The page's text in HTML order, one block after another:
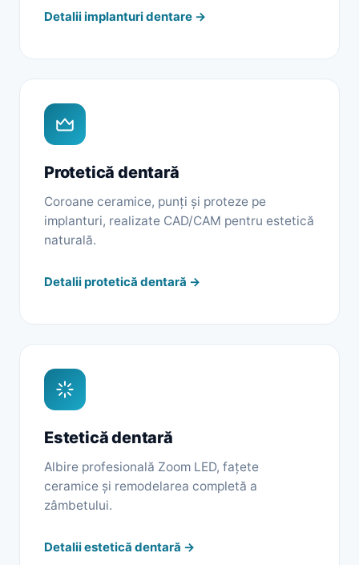
Detalii implanturi dentare →
Protetică dentară
Coroane ceramice, punți și proteze pe
implanturi, realizate CAD/CAM pentru estetică
naturală.
Detalii protetică dentară →
Estetică dentară
Albire profesională Zoom LED, fațete
ceramice și remodelarea completă a
zâmbetului.
Detalii estetică dentară →